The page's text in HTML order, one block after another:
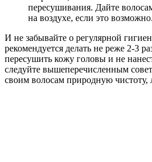
пересушивания. Дайте
на воздухе, если это возможно.
И не забывайте о регулярной
рекомендуется делать не реже 2-3
пересушить кожу головы и не
следуйте вышеперечисленным
своим волосам природную чистоту,